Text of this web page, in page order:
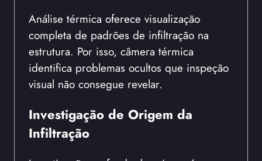
Análise térmica oferece visualização
completa de padrões de infiltração na
estrutura. Por isso, câmera térmica
identifica problemas ocultos que inspeção
visual não consegue revelar.
Investigação de Origem da
Infiltração